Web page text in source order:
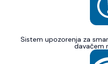
Sistem upozorenja za
davačem